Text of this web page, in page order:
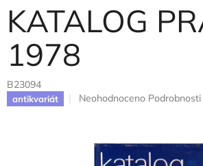
KATALOG
1978
B23094
antikvariát
Průměrné
Neohodnoceno